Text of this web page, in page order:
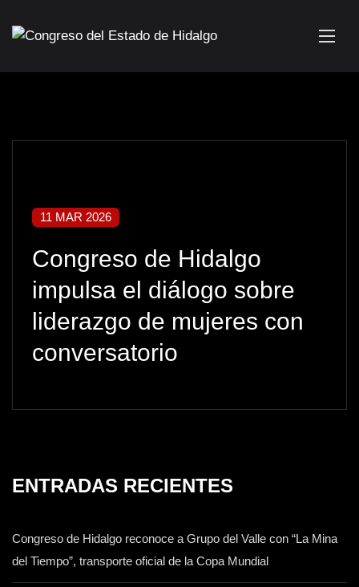
11 MAR 2026
Congreso de Hidalgo
impulsa el diálogo sobre
liderazgo de mujeres con
conversatorio
ENTRADAS RECIENTES
Congreso de Hidalgo reconoce a Grupo del Valle con “La Mina
del Tiempo”, transporte oficial de la Copa Mundial